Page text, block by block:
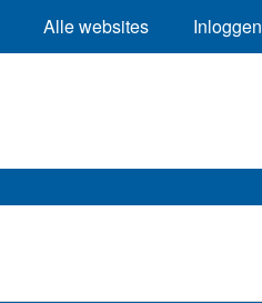
Alle websites Inloggen